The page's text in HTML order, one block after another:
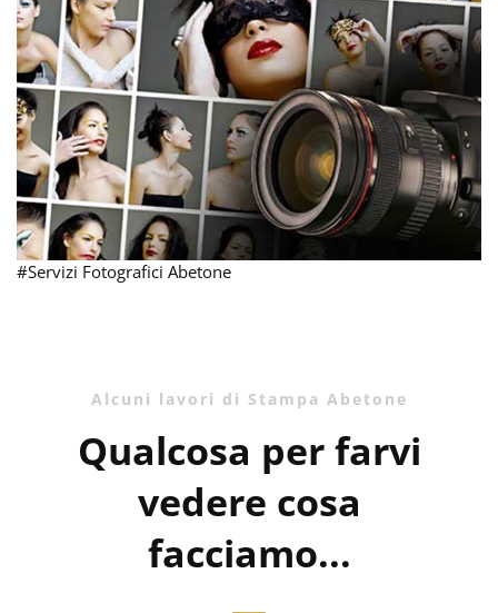
#Servizi Fotografici Abetone
Alcuni lavori di Stampa Abetone
Qualcosa per farvi
vedere cosa
facciamo...